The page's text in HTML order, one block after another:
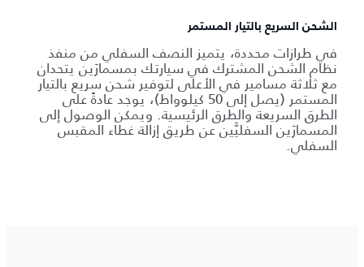
الشحن السريع بالتيار المستمر
في طرازات محددة، يتميز النصف السفلي من منفذ
نظام الشحن المشترك في سيارتك بمسمارَين يتحدان
مع ثلاثة مسامير في الأعلى لتوفير شحن سريع بالتيار
المستمر (يصل إلى 50 كيلوواط)، يوجد عادةً على
الطرق السريعة والطرق الرئيسية. ويمكن الوصول إلى
المسمارَين السفليَّين عن طريق إزالة غطاء المقبس
السفلي.